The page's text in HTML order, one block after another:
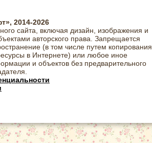
2014-2026
сайта, включая дизайн, изображения и
авторского права. Запрещается
(в том числе путем копирования
в Интернете) или любое иное
и объектов без предварительного